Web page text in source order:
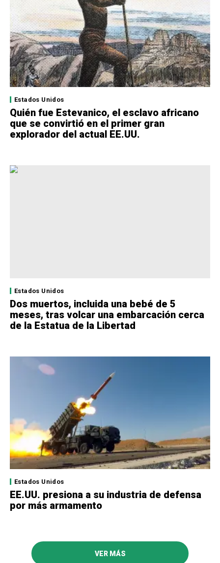
Estados Unidos
Quién fue Estevanico, el esclavo africano
que se convirtió en el primer gran
explorador del actual EE.UU.
Estados Unidos
Dos muertos, incluida una bebé de 5
meses, tras volcar una embarcación cerca
de la Estatua de la Libertad
Estados Unidos
EE.UU. presiona a su industria de defensa
por más armamento
VER MÁS